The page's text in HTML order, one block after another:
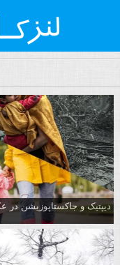
دیپتیک و جاکستا‌پوزیشن در